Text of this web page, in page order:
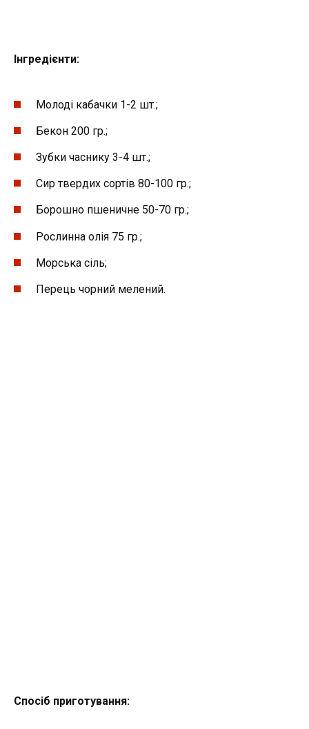
Інгредієнти:
Молоді кабачки 1-2 шт.;
Бекон 200 гр.;
Зубки часнику 3-4 шт.;
Сир твердих сортів 80-100 гр.;
Борошно пшеничне 50-70 гр.;
Рослинна олія 75 гр.;
Морська сіль;
Перець чорний мелений.
Спосіб приготування: